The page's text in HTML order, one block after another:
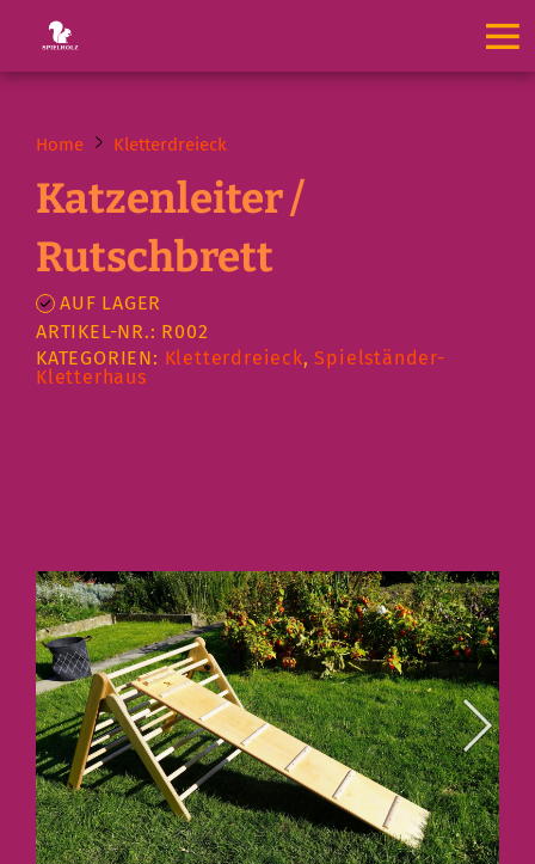
Home Kletterdreieck
Katzenleiter /
Rutschbrett
AUF LAGER
ARTIKEL-NR.: R002
KATEGORIEN: Kletterdreieck,Spielständer-
Kletterhaus